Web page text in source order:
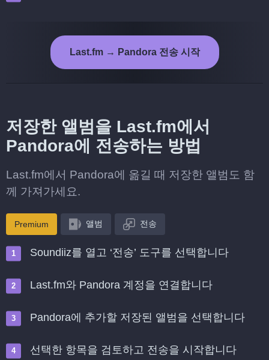
Last.fm → Pandora 전송 시작
저장한 앨범을 Last.fm에서
Pandora에 전송하는 방법
Last.fm에서 Pandora에 옮길 때 저장한 앨범도 함
께 가져가세요.
Premium 앨범 전송
Soundiiz를 열고 ‘전송’ 도구를 선택합니다
Last.fm와 Pandora 계정을 연결합니다
Pandora에 추가할 저장된 앨범을 선택합니다
선택한 항목을 검토하고 전송을 시작합니다